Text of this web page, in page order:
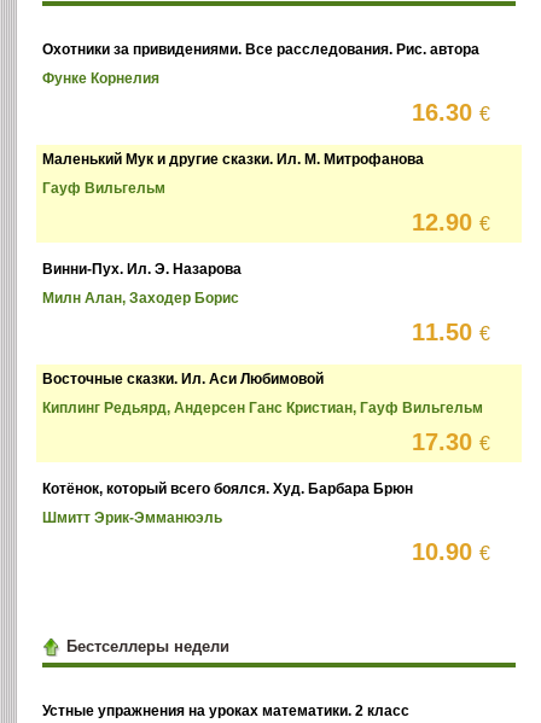
Охотники за привидениями. Все расследования. Рис. автора
Функе Корнелия
16.30€
Маленький Мук и другие сказки. Ил. М. Митрофанова
Гауф Вильгельм
12.90€
Винни-Пух. Ил. Э. Назарова
Милн Алан, Заходер Борис
11.50€
Восточные сказки. Ил. Аси Любимовой
Киплинг Редьярд, Андерсен Ганс Кристиан, Гауф Вильгельм
17.30€
Котёнок, который всего боялся. Худ. Барбара Брюн
Шмитт Эрик-Эмманюэль
10.90€
Бестселлеры недели
Устные упражнения на уроках математики. 2 класс